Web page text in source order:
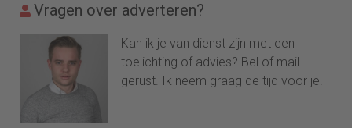
Vragen over adverteren?
Kan ik je van dienst zijn met een
toelichting of advies? Bel of mail
gerust. Ik neem graag de tijd voor je.